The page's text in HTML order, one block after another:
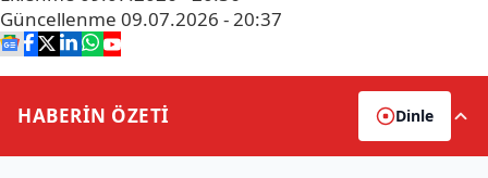
Güncellenme 09.07.2026 - 20:37
HABERİN ÖZETİ Dinle